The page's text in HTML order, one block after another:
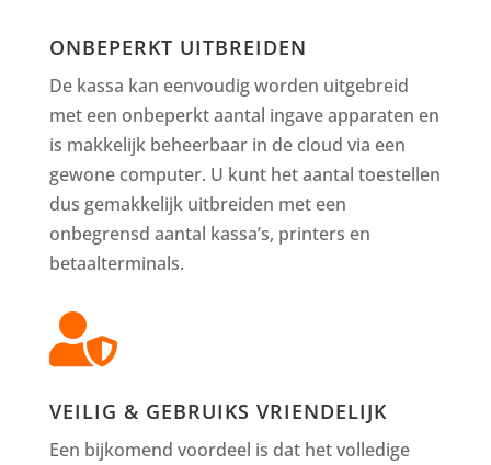
ONBEPERKT UITBREIDEN
De kassa kan eenvoudig worden uitgebreid
met een onbeperkt aantal ingave apparaten en
is makkelijk beheerbaar in de cloud via een
gewone computer. U kunt het aantal toestellen
dus gemakkelijk uitbreiden met een
onbegrensd aantal kassa’s, printers en
betaalterminals.

VEILIG & GEBRUIKS VRIENDELIJK
Een bijkomend voordeel is dat het volledige